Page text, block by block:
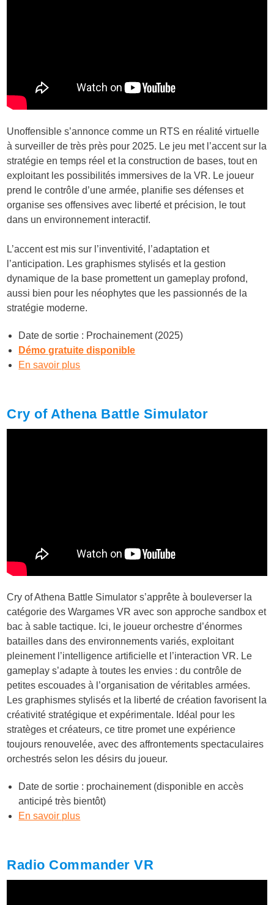
Unoffensible s’annonce comme un RTS en réalité virtuelle
à surveiller de très près pour 2025. Le jeu met l’accent sur la
stratégie en temps réel et la construction de bases, tout en
exploitant les possibilités immersives de la VR. Le joueur
prend le contrôle d’une armée, planifie ses défenses et
organise ses offensives avec liberté et précision, le tout
dans un environnement interactif.
L’accent est mis sur l’inventivité, l’adaptation et
l’anticipation. Les graphismes stylisés et la gestion
dynamique de la base promettent un gameplay profond,
aussi bien pour les néophytes que les passionnés de la
stratégie moderne.
Date de sortie : Prochainement (2025)
Démo gratuite disponible
En savoir plus
Cry of Athena Battle Simulator
Cry of Athena Battle Simulator s’apprête à bouleverser la
catégorie des Wargames VR avec son approche sandbox et
bac à sable tactique. Ici, le joueur orchestre d’énormes
batailles dans des environnements variés, exploitant
pleinement l’intelligence artificielle et l’interaction VR. Le
gameplay s’adapte à toutes les envies : du contrôle de
petites escouades à l’organisation de véritables armées.
Les graphismes stylisés et la liberté de création favorisent la
créativité stratégique et expérimentale. Idéal pour les
stratèges et créateurs, ce titre promet une expérience
toujours renouvelée, avec des affrontements spectaculaires
orchestrés selon les désirs du joueur.
Date de sortie : prochainement (disponible en accès
anticipé très bientôt)
En savoir plus
Radio Commander VR